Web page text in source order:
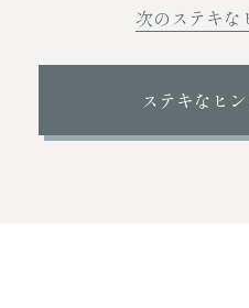
次のステキな
ステキなヒ